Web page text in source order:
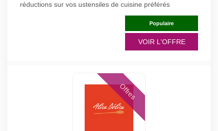
réductions sur vos ustensiles de cuisine préférés
Populaire
VOIR L'OFFRE
Offres